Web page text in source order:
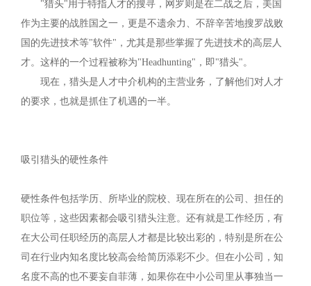
"猎头"用于特指人才的搜寻，网罗则是在二战之后，美国
作为主要的战胜国之一，更是不遗余力、不辞辛苦地搜罗战败
国的先进技术等"软件"，尤其是那些掌握了先进技术的高层人
才。这样的一个过程被称为"Headhunting"，即"猎头"。
现在，猎头是人才中介机构的主营业务，了解他们对人才
的要求，也就是抓住了机遇的一半。
吸引猎头的硬性条件
硬性条件包括学历、所毕业的院校、现在所在的公司、担任的
职位等，这些因素都会吸引猎头注意。还有就是工作经历，有
在大公司任职经历的高层人才都是比较出彩的，特别是所在公
司在行业内知名度比较高会给简历添彩不少。但在小公司，知
名度不高的也不要妄自菲薄，如果你在中小公司里从事独当一